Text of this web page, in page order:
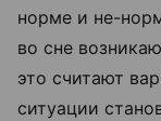
норме и не-
во сне
это считают
ситуации